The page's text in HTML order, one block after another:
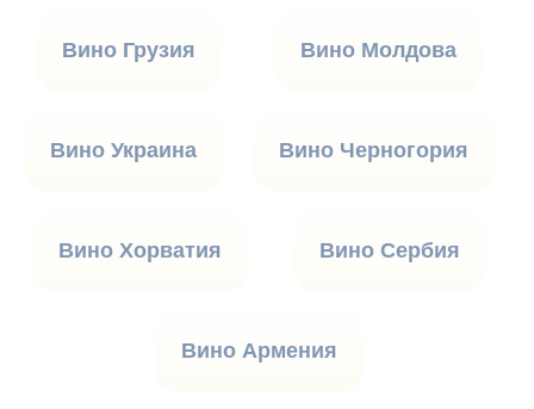
Вино Грузия Вино Молдова
Вино Украина Вино Черногория
Вино Хорватия Вино Сербия
Вино Армения